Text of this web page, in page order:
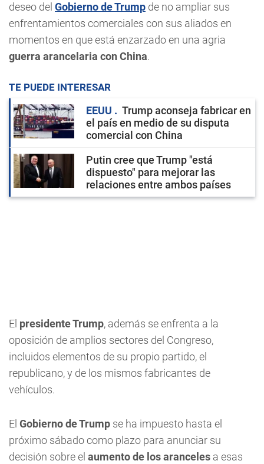
deseo del Gobierno de Trump de no ampliar sus
enfrentamientos comerciales con sus aliados en
momentos en que está enzarzado en una agria
guerra arancelaria con China.
TE PUEDE INTERESAR
EEUU
Trump aconseja fabricar en
el país en medio de su disputa
comercial con China
Putin cree que Trump "está
dispuesto" para mejorar las
relaciones entre ambos países
El presidente Trump, además se enfrenta a la
oposición de amplios sectores del Congreso,
incluidos elementos de su propio partido, el
republicano, y de los mismos fabricantes de
vehículos.
El Gobierno de Trump se ha impuesto hasta el
próximo sábado como plazo para anunciar su
decisión sobre el aumento de los aranceles a esas